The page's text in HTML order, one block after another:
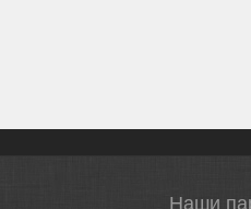
Наши